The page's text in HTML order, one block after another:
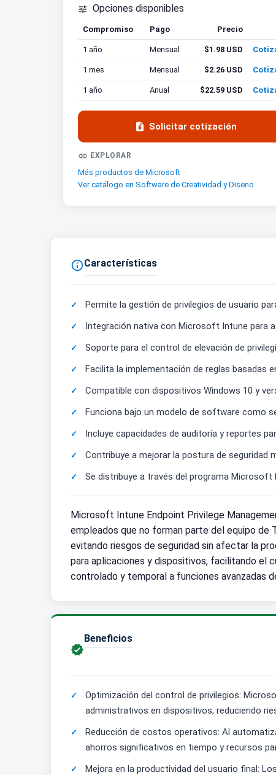
 Opciones disponibles
Compromiso Pago Precio
1 año
Mensual $1.98 USD
1 mes Mensual $2.26 USD
1 año Anual $22.59 USD
 Solicitar cotización
 EXPLORAR
Más productos de Microsoft
Ver catálogo en Software de Creatividad y Diseno
Características
Permite la gestión de privilegios de usuario
Integración nativa con Microsoft Intune para
Soporte para el control de elevación de
Facilita la implementación de reglas basadas
Compatible con dispositivos Windows 10 y
Funciona bajo un modelo de software como
Incluye capacidades de auditoría y reportes
Contribuye a mejorar la postura de seguridad
Se distribuye a través del programa Microsoft
Microsoft Intune Endpoint Privilege
empleados que no forman parte del equipo
evitando riesgos de seguridad sin afectar la
para aplicaciones y dispositivos, facilitando el
controlado y temporal a funciones avanzadas

Beneficios
Optimización del control de privilegios:
administrativos en dispositivos, reduciendo
Reducción de costos operativos: Al
ahorros significativos en tiempo y recursos
Mejora en la productividad del usuario final: